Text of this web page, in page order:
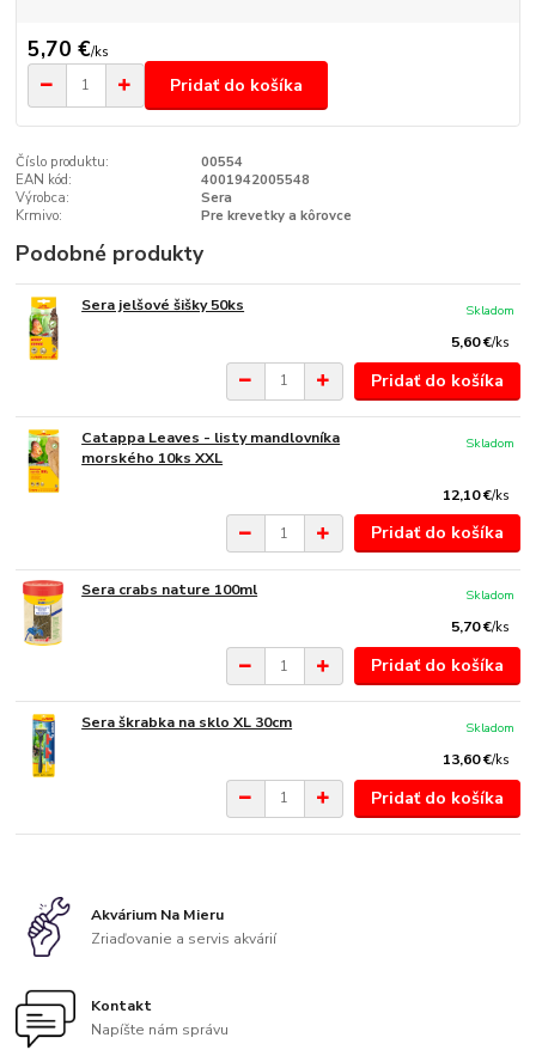
5,70 €/ks
Pridať do košíka
Číslo produktu:
00554
EAN kód:
4001942005548
Výrobca:
Sera
Krmivo:
Pre krevetky a kôrovce
Podobné produkty
Sera jelšové šišky 50ks
5,60 €/ks
Skladom
Pridať do košíka
Catappa Leaves - listy mandlovníka
morského 10ks XXL
12,10 €/ks
Skladom
Pridať do košíka
Sera crabs nature 100ml
5,70 €/ks
Skladom
Pridať do košíka
Sera škrabka na sklo XL 30cm
13,60 €/ks
Skladom
Pridať do košíka
Akvárium Na Mieru
Zriaďovanie a servis akvárií
Kontakt
Napíšte nám správu